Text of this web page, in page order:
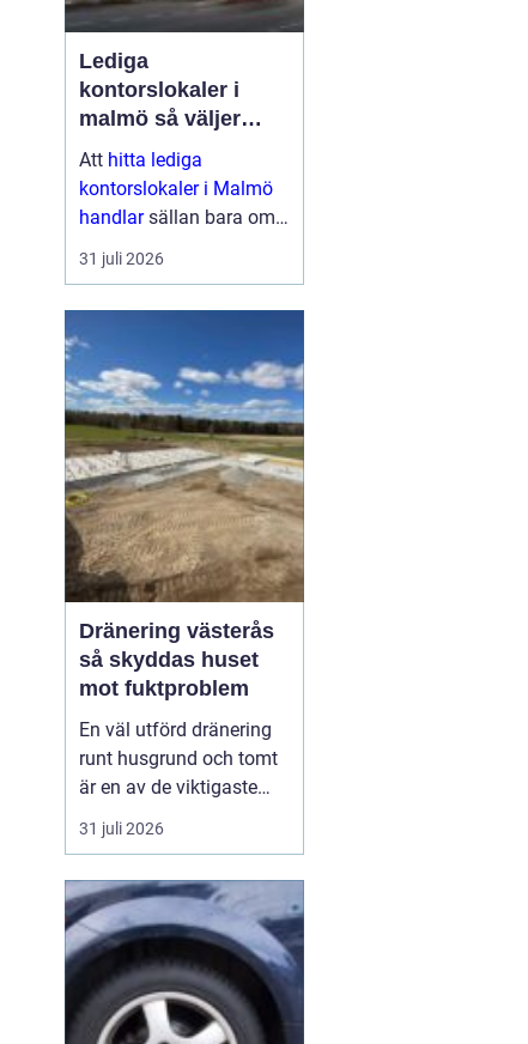
Lediga
kontorslokaler i
malmö så väljer
företag rätt läge och
lokal
Att hitta lediga
kontorslokaler i Malmö
handlarsällan bara om
kvadratmeter och hyra.
För många företag är
medarbetare möts,
kunder tas ...
31 juli 2026
Dränering västerås
så skyddas huset
mot fuktproblem
En väl utförd dränering
runt husgrund och tomt
är en av de viktigaste
åtgärderna för att
undvika fukt, mögel och
som i Västerås, med
växlande temperaturer,
snö, regn och tjäle,
utsätts mark och
byggnader för stora
31 juli 2026